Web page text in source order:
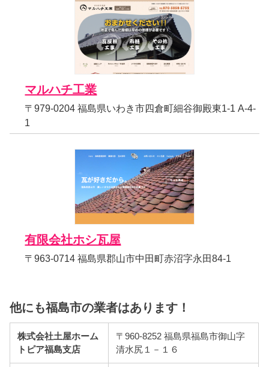
マルハチ工業
〒979-0204 福島県いわき市四倉町細谷御殿東1-1 A-4-
1
有限会社ホシ瓦屋
〒963-0714 福島県郡山市中田町赤沼字永田84-1
他にも福島市の業者はあります！
株式会社土屋ホーム
トピア福島支店
〒960-8252 福島県福島市御山字
清水尻１－１６